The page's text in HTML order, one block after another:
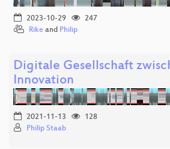
2023-10-29
247
Rike and Philip
Digitale Gesellschaft
Innovation
2021-11-13
128
Philip Staab